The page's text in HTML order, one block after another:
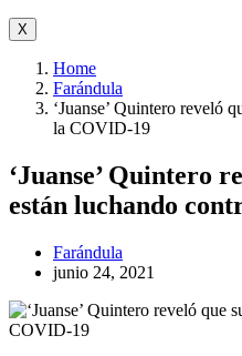
X
Home
Farándula
‘Juanse’ Quintero reveló
la COVID-19
‘Juanse’ Quintero
están luchando
Farándula
junio 24, 2021